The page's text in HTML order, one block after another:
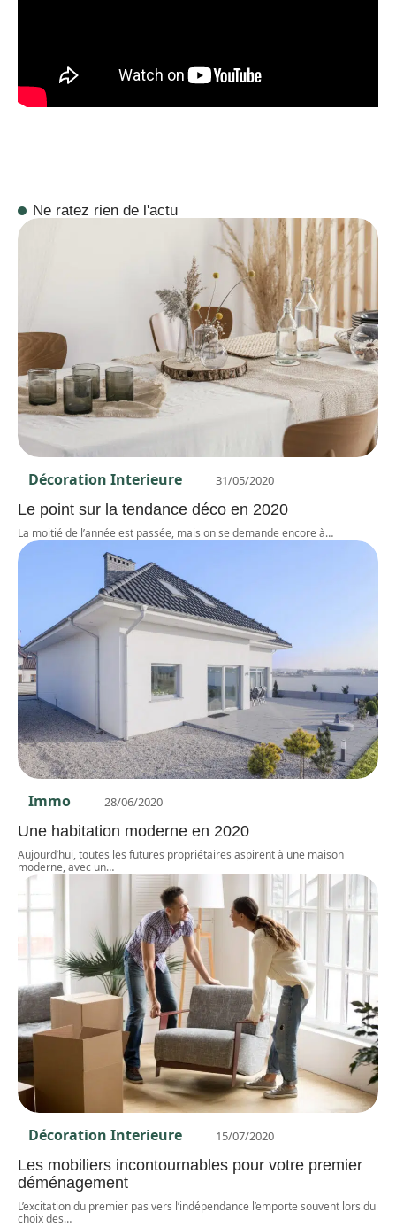
Ne ratez rien de l'actu
Décoration Interieure 31/05/2020
Le point sur la tendance déco en 2020
La moitié de l’année est passée, mais on se demande encore à…
Immo 28/06/2020
Une habitation moderne en 2020
Aujourd’hui, toutes les futures propriétaires aspirent à une maison
moderne, avec un…
Décoration Interieure 15/07/2020
Les mobiliers incontournables pour votre premier
déménagement
L’excitation du premier pas vers l’indépendance l’emporte souvent lors du
choix des…